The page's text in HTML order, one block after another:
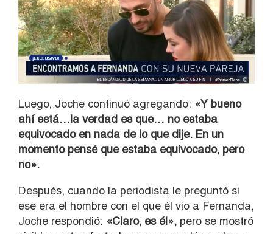
Luego, Joche continuó agregando: «Y bueno
ahí está…la verdad es que… no estaba
equivocado en nada de lo que dije. En un
momento pensé que estaba equivocado, pero
no».
Después, cuando la periodista le preguntó si
ese era el hombre con el que él vio a Fernanda,
Joche respondió: «Claro, es él», pero se mostró